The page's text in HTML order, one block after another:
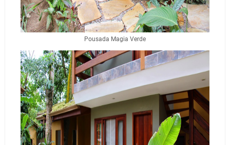
Pousada Magia Verde